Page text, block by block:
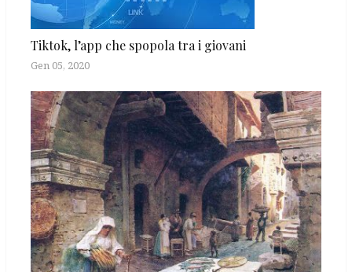
Tiktok, l’app che spopola tra i giovani
Gen 05, 2020